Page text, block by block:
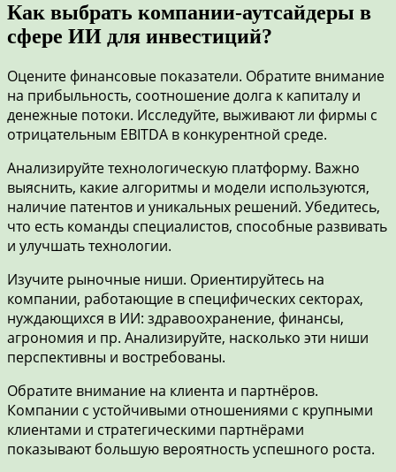
Как выбрать компании-аутсайдеры в
сфере ИИ для инвестиций?
Оцените финансовые показатели. Обратите внимание
на прибыльность, соотношение долга к капиталу и
денежные потоки. Исследуйте, выживают ли фирмы с
отрицательным EBITDA в конкурентной среде.
Анализируйте технологическую платформу. Важно
выяснить, какие алгоритмы и модели используются,
наличие патентов и уникальных решений. Убедитесь,
что есть команды специалистов, способные развивать
и улучшать технологии.
Изучите рыночные ниши. Ориентируйтесь на
компании, работающие в специфических секторах,
нуждающихся в ИИ: здравоохранение, финансы,
агрономия и пр. Анализируйте, насколько эти ниши
перспективны и востребованы.
Обратите внимание на клиента и партнёров.
Компании с устойчивыми отношениями с крупными
клиентами и стратегическими партнёрами
показывают большую вероятность успешного роста.